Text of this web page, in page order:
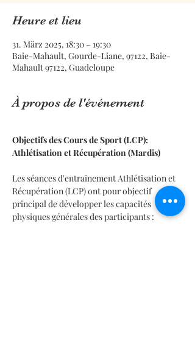
Heure et lieu
31. März 2025, 18:30 – 19:30
Baie-Mahault, Gourde-Liane, 97122, Baie-
Mahault 97122, Guadeloupe
À propos de l'événement
Objectifs des Cours de Sport (LCP):
Athlétisation et Récupération (Mardis)
Les séances d'entraînement Athlétisation et
Récupération (LCP) ont pour objectif
principal de développer les capacités
physiques générales des participants :